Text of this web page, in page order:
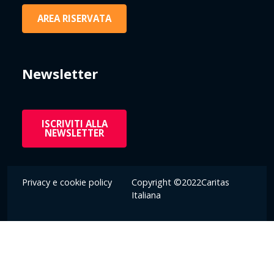
AREA RISERVATA
Newsletter
ISCRIVITI ALLA
NEWSLETTER
Privacy e cookie policy
Copyright ©2022Caritas
Italiana